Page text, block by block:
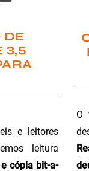
DE
3,5
e leitores
leitura
cópia bit-a-
O